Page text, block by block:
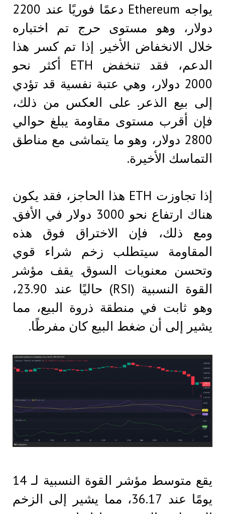
يواجه Ethereum دعمًا فوريًا عند 2200
دولار، وهو مستوى حرج تم اختباره
خلال الانخفاض الأخير. إذا تم كسر هذا
الدعم، فقد تنخفض ETH أكثر نحو
2000 دولار، وهي عتبة نفسية قد تؤدي
إلى بيع الذعر. على العكس من ذلك،
فإن أقرب مستوى مقاومة يبلغ حوالي
2800 دولار، وهو ما يتماشى مع مناطق
التماسك الأخيرة.
إذا تجاوزت ETH هذا الحاجز، فقد يكون
هناك ارتفاع نحو 3000 دولار في الأفق.
ومع ذلك، فإن الاختراق فوق هذه
المقاومة سيتطلب زخم شراء قوي
وتحسن معنويات السوق. يقف مؤشر
القوة النسبية (RSI) حاليًا عند 23.90،
وهو ثابت في منطقة ذروة البيع، مما
يشير إلى أن ضغط البيع كان مفرطًا.
يقع متوسط ​​مؤشر القوة النسبية لـ 14
يومًا عند 36.17، مما يشير إلى الزخم